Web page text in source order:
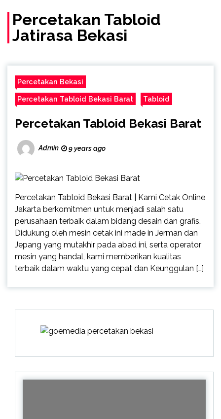
Percetakan Tabloid
Jatirasa Bekasi
Percetakan Bekasi
Percetakan Tabloid Bekasi Barat Tabloid
Percetakan Tabloid Bekasi Barat
Admin 9 years ago
Percetakan Tabloid Bekasi Barat | Kami Cetak Online
Jakarta berkomitmen untuk menjadi salah satu
perusahaan terbaik dalam bidang desain dan grafis.
Didukung oleh mesin cetak ini made in Jerman dan
Jepang yang mutakhir pada abad ini, serta operator
mesin yang handal, kami memberikan kualitas
terbaik dalam waktu yang cepat dan Keunggulan […]